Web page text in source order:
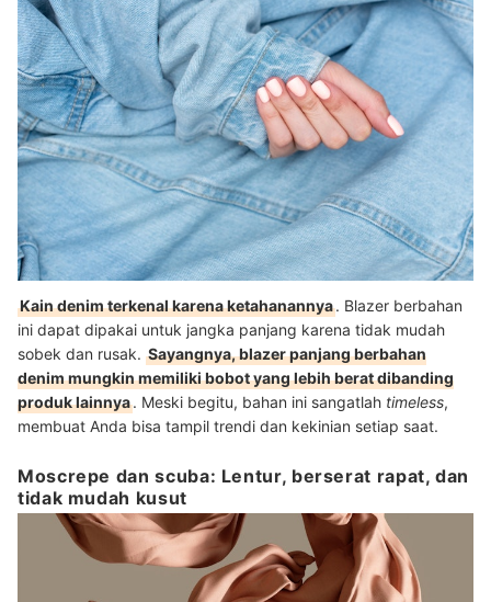
Kain denim terkenal karena ketahanannya. Blazer berbahan
ini dapat dipakai untuk jangka panjang karena tidak mudah
sobek dan rusak. Sayangnya, blazer panjang berbahan
denim mungkin memiliki bobot yang lebih berat dibanding
produk lainnya. Meski begitu, bahan ini sangatlah timeless,
membuat Anda bisa tampil trendi dan kekinian setiap saat.
Moscrepe dan scuba: Lentur, berserat rapat, dan
tidak mudah kusut